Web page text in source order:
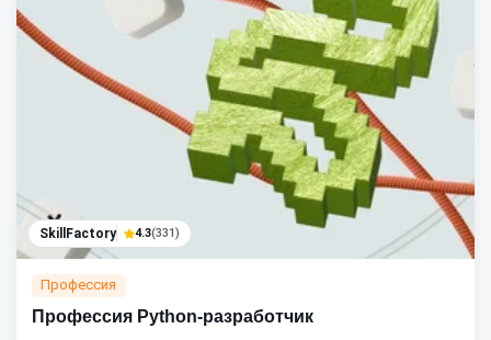
SkillFactory 4.3(331)
Профессия
Профессия Python-разработчик